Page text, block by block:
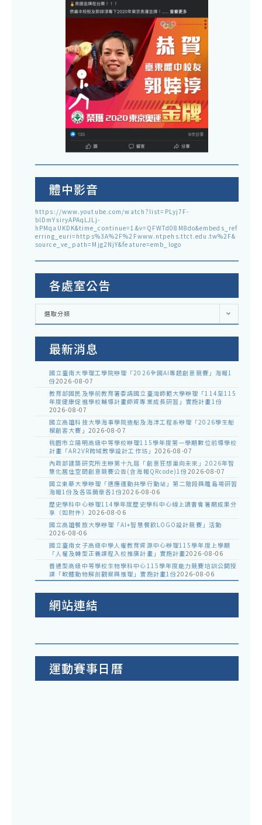
體中影音
https://www.youtube.com/watch?list=PLyj7F-
blDmYxiryAPAqLJLj-
hPMqaUKDK&time_continue=1&v=QFWTd08M8do&embeds_ref
erring_euri=https%3A%2F%2Fwww.ntpehs.ttct.edu.tw%2F&
source_ve_path=Mjg2NjY&feature=emb_logo
各處室公告
各
室
選取分類
最新消息
國立臺南大學理工學院辦理「2026全國AI專題創意競賽」海報1
份2026-08-07
教育部國民及學前教育署委請國立臺灣師範大學辦理「114至115
年度健康促進學校輔導計畫師資專業成長研習」實施計畫1份
2026-08-07
國立高雄科技大學海事學院造船及海洋工程系辦理「2026學生船
模創客大賽」 2026-08-07
桃園市立陽明高級中等學校辦理115學年度第一學期數位前導學校
計畫「AR2VR跨域教學設計工作坊」 2026-08-07
內政部建築研究所主辦第十九屆「創意狂想巢向未來」2026年智
慧化居住空間創意競賽公告(含海報QRcode)1份2026-08-07
國立東華大學辦理「適應運動共學行動站」第二階段與離島場研習
海報1份及各區簡章各1份2026-08-06
歷史學科中心辦理114學年度歷史學科中心線上讀書會暑期成果分
享（如附件） 2026-08-06
國立高雄餐旅大學辦理「AI+智慧餐飲LOGO設計競賽」活動
2026-08-06
國立臺南女子高級中學人權教育資源中心辦理115學年度上學期
「人權及轉型正義課程入校推廣計畫」實施計畫2026-08-06
普通型高級中等學校生物學科中心115學年度能力競賽培訓公開授
課「軟體動物解剖觀察與推理」實施計畫1份2026-08-06
網站連結
運動賽事日曆